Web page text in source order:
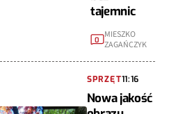
tajemnic
0
MIESZKO
ZAGAŃCZYK
SPRZĘT11:16
Nowa jakość